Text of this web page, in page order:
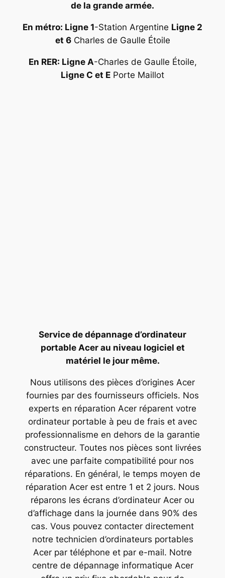
de la grande armée.
En métro: Ligne 1-Station Argentine Ligne 2
et 6Charles de Gaulle Étoile
En RER: Ligne A-Charles de Gaulle Étoile,
Ligne C et E Porte Maillot
Service de dépannage d’ordinateur
portable Acer au niveau logiciel et
matériel le jour même.
Nous utilisons des pièces d’origines Acer
fournies par des fournisseurs officiels. Nos
experts en réparation Acer réparent votre
ordinateur portable à peu de frais et avec
professionnalisme en dehors de la garantie
constructeur. Toutes nos pièces sont livrées
avec une parfaite compatibilité pour nos
réparations. En général, le temps moyen de
réparation Acer est entre 1 et 2 jours. Nous
réparons les écrans d’ordinateur Acer ou
d’affichage dans la journée dans 90% des
cas. Vous pouvez contacter directement
notre technicien d’ordinateurs portables
Acer par téléphone et par e-mail. Notre
centre de dépannage informatique Acer